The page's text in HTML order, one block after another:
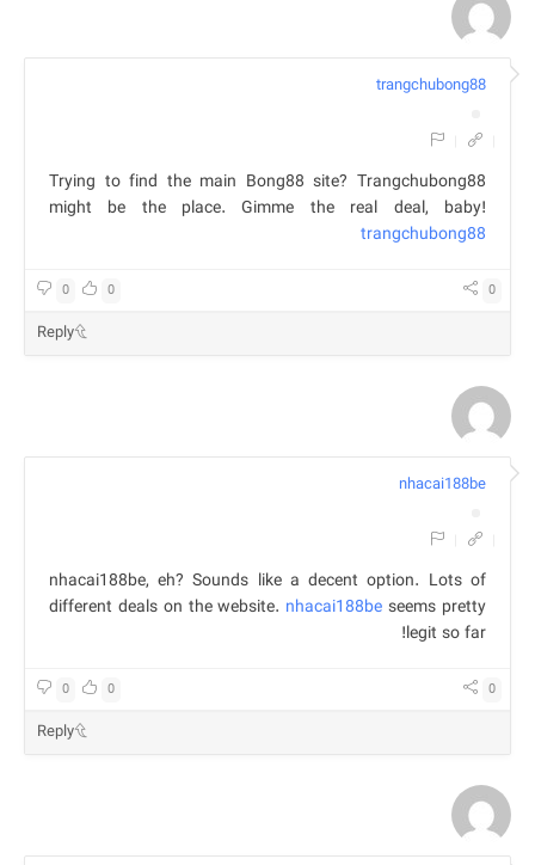
trangchubong88
Trying to find the main Bong88 site? Trangchubong88
might be the place. Gimme the real deal, baby!
trangchubong88
0
0 0
Reply
nhacai188be
nhacai188be, eh? Sounds like a decent option. Lots of
different deals on the website. nhacai188be seems pretty
legit so far!
0
0 0
Reply